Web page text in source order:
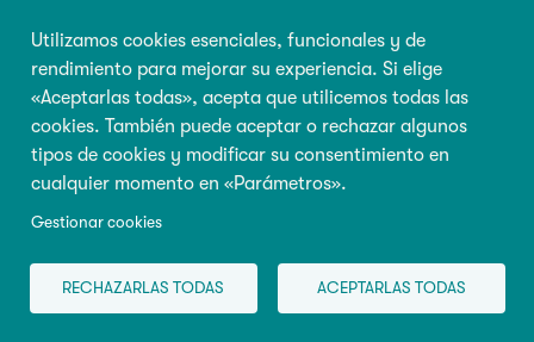
Utilizamos cookies esenciales, funcionales y de
rendimiento para mejorar su experiencia. Si elige
«Aceptarlas todas», acepta que utilicemos todas las
cookies. También puede aceptar o rechazar algunos
tipos de cookies y modificar su consentimiento en
cualquier momento en «Parámetros».
Gestionar cookies
RECHAZARLAS TODAS ACEPTARLAS TODAS
Abilio
Université de Montréal
90 Vincent-d’Indy Avenue
GRIP-Abilio,Suite F-166
P.O. Box 6128, succursale Centre-ville
Montréal (Québec) H3C 3J7
Tel. :(514) 343-6981